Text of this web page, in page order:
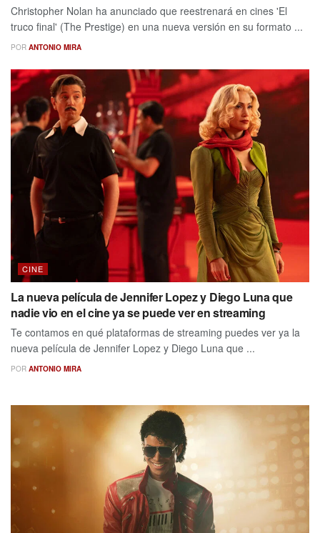
Christopher Nolan ha anunciado que reestrenará en cines 'El
truco final' (The Prestige) en una nueva versión en su formato ...
POR ANTONIO MIRA
CINE
La nueva película de Jennifer Lopez y Diego Luna que
nadie vio en el cine ya se puede ver en streaming
Te contamos en qué plataformas de streaming puedes ver ya la
nueva película de Jennifer Lopez y Diego Luna que ...
POR ANTONIO MIRA